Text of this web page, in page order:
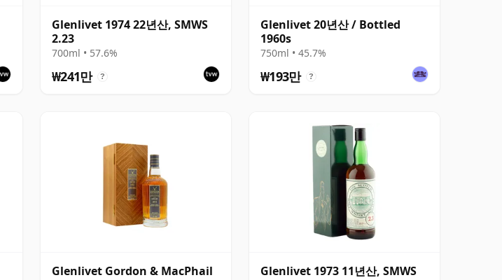
Glenlivet 1974 22년산, SMWS
2.23
700ml • 57.6%
₩241만 ?
Glenlivet 20년산 / Bottled
1960s
750ml • 45.7%
₩193만 ?
Glenlivet Gordon & MacPhail
Glenlivet 1973 11년산, SMWS